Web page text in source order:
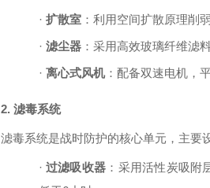
· 扩散室：利用空间扩散原理削
· 滤尘器：采用高效玻璃纤维滤
· 离心式风机：配备双速电机，
2. 滤毒系统
滤毒系统是战时防护的核心单元，主要
· 过滤吸收器 ：采用活性炭吸